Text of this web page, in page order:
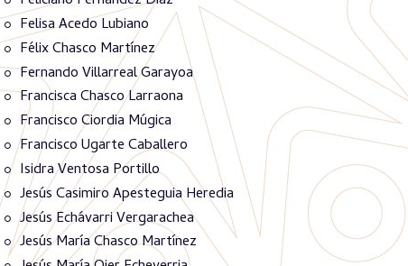
Felisa Acedo Lubiano
Félix Chasco Martínez
Fernando Villarreal Garayoa
Francisca Chasco Larraona
Francisco Ciordia Múgica
Francisco Ugarte Caballero
Isidra Ventosa Portillo
Jesús Casimiro Apesteguia Heredia
Jesús Echávarri Vergarachea
Jesús María Chasco Martínez